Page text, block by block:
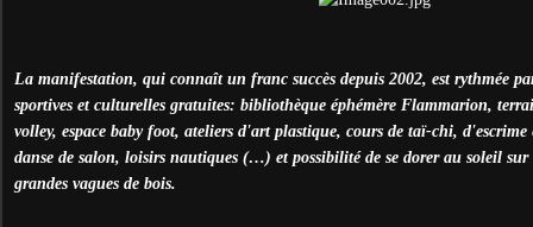
La manifestation, qui connaît un franc succès depuis 2002, est rythmée
sportives et culturelles gratuites: bibliothèque éphémère Flammarion,
volley, espace baby foot, ateliers d'art plastique, cours de taï-chi, d'escrime
danse de salon, loisirs nautiques (…) et possibilité de se dorer au soleil sur
grandes vagues de bois.